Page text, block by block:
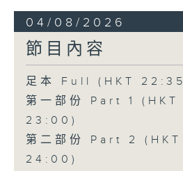
04/08/2026
節目內容
足本 Full (HKT
第一部份 Part 1
23:00)
第二部份 Part 2
24:00)